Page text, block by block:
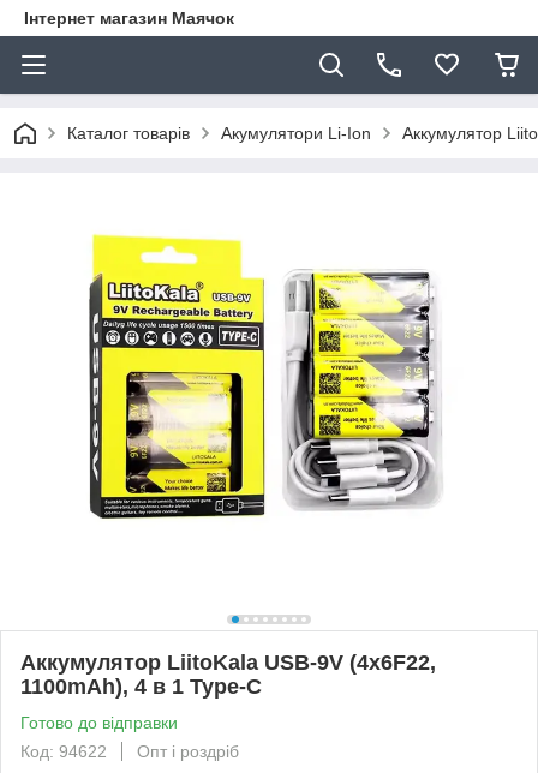
Інтернет магазин Маячок
Каталог товарів Акумулятори Li-Ion Аккумулятор
Аккумулятор LiitoKala USB-9V (4х6F22,
1100mAh), 4 в 1 Type-C
Готово до відправки
Код: 94622
Опт і роздріб